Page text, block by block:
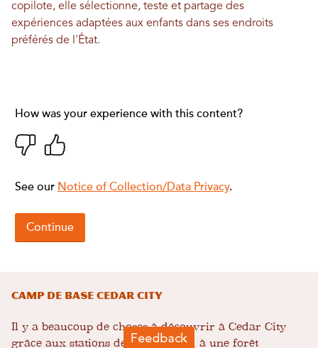
copilote, elle sélectionne, teste et partage des
expériences adaptées aux enfants dans ses endroits
préférés de l'État.
Camp de base Cedar City
Il y a beaucoup de choses à découvrir à Cedar City
grâce aux stations de ski voisines, à une forêt